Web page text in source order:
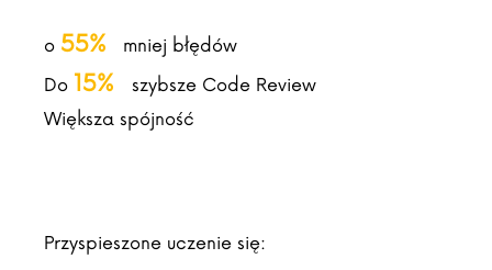
o 55%
mniej błędów
Do 15%
szybsze Code Review
Większa spójność
Przyspieszone uczenie się: